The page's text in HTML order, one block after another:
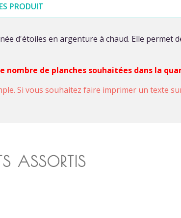
PRODUIT
d'étoiles en argenture à chaud. Elle permet
nombre de planches souhaitées dans la
Si vous souhaitez faire imprimer un texte
ASSORTIS